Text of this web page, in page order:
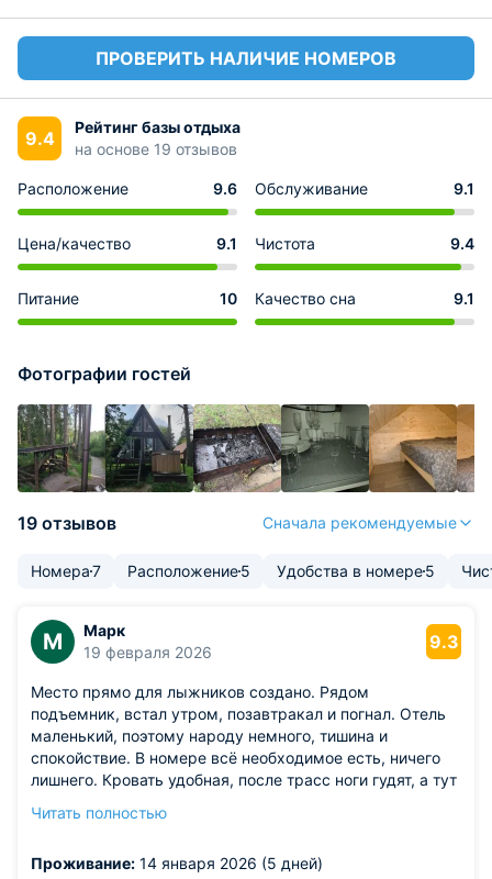
ПРОВЕРИТЬ НАЛИЧИЕ НОМЕРОВ
9.4
Рейтинг базы отдыха
на основе 19 отзывов
Расположение 9.6 Обслуживание 9.1
Цена/качество 9.1 Чистота 9.4
Питание 10 Качество сна 9.1
Фотографии гостей
19 отзывов Сначала рекомендуемые
Номера7 Расположение5 Удобства в номере5
М
Марк
19 февраля 2026
9.3
Место прямо для лыжников создано. Рядом
подъемник, встал утром, позавтракал и погнал. Отель
маленький, поэтому народу немного, тишина и
спокойствие. В номере всё необходимое есть, ничего
лишнего. Кровать удобная, после трасс ноги гудят, а тут
плюс. Вай-фай летает, фильмы смотрел. Цена
родственникам. Хозяева молодцы.
Читать полностью
Проживание: 14 января 2026 (5 дней)